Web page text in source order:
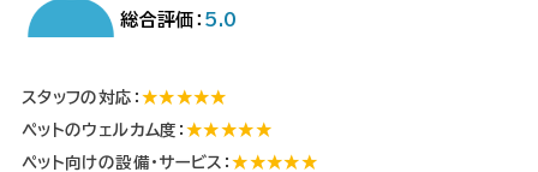
総合評価： 5.0
スタッフの対応： ★★★★★
ペットのウェルカム度：★★★★★
ペット向けの設備・サービス：★★★★★